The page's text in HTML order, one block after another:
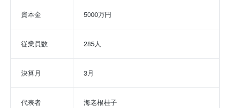
資本金 5000万円
従業員数 285人
決算月 3月
代表者 海老根桂子